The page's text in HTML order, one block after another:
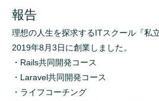
報告
理想の人生を探求するITスクール『私
2019年8月3日に創業しました。
・Rails共同開発コース
・Laravel共同開発コース
・ライフコーチング